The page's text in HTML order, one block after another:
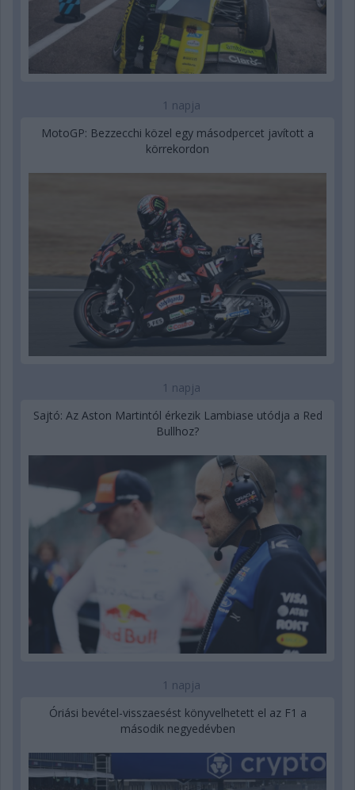
1 napja
MotoGP: Bezzecchi közel egy másodpercet javított a
körrekordon
1 napja
Sajtó: Az Aston Martintól érkezik Lambiase utódja a Red
Bullhoz?
1 napja
Óriási bevétel-visszaesést könyvelhetett el az F1 a
második negyedévben